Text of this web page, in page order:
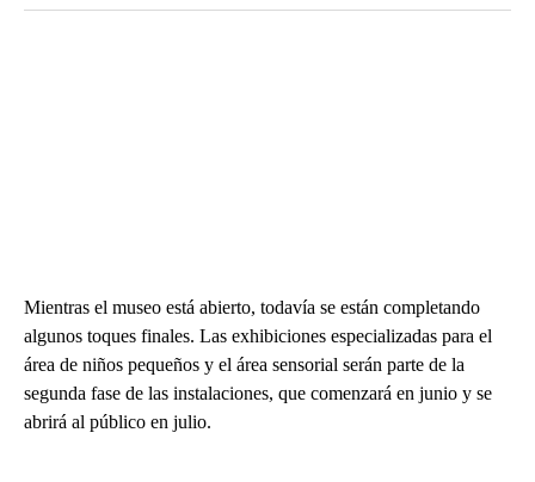
Mientras el museo está abierto, todavía se están completando
algunos toques finales. Las exhibiciones especializadas para el
área de niños pequeños y el área sensorial serán parte de la
segunda fase de las instalaciones, que comenzará en junio y se
abrirá al público en julio.